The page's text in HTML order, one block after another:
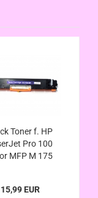
Toner f. HP
Pro 100
MFP M 175
126A CE310A
15,99 EUR